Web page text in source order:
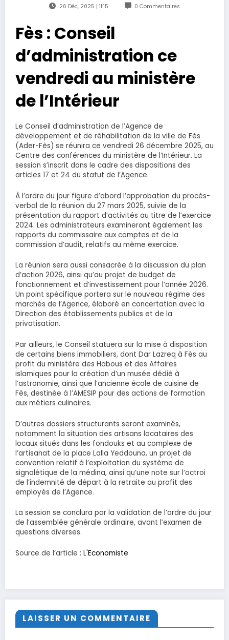
26 Déc, 2025 | 11:15 0 Commentaires
Fès : Conseil
d’administration ce
vendredi au ministère
de l’Intérieur
Le Conseil d’administration de l’Agence de
développement et de réhabilitation de la ville de Fès
(Ader-Fès) se réunira ce vendredi 26 décembre 2025, au
Centre des conférences du ministère de l’Intérieur. La
session s’inscrit dans le cadre des dispositions des
articles 17 et 24 du statut de l’Agence.
À l’ordre du jour figure d’abord l’approbation du procès-
verbal de la réunion du 27 mars 2025, suivie de la
présentation du rapport d’activités au titre de l’exercice
2024. Les administrateurs examineront également les
rapports du commissaire aux comptes et de la
commission d’audit, relatifs au même exercice.
La réunion sera aussi consacrée à la discussion du plan
d’action 2026, ainsi qu’au projet de budget de
fonctionnement et d’investissement pour l’année 2026.
Un point spécifique portera sur le nouveau régime des
marchés de l’Agence, élaboré en concertation avec la
Direction des établissements publics et de la
privatisation.
Par ailleurs, le Conseil statuera sur la mise à disposition
de certains biens immobiliers, dont Dar Lazreq à Fès au
profit du ministère des Habous et des Affaires
islamiques pour la création d’un musée dédié à
l’astronomie, ainsi que l’ancienne école de cuisine de
Fès, destinée à l’AMESIP pour des actions de formation
aux métiers culinaires.
D’autres dossiers structurants seront examinés,
notamment la situation des artisans locataires des
locaux situés dans les fondouks et au complexe de
l’artisanat de la place Lalla Yeddouna, un projet de
convention relatif à l’exploitation du système de
signalétique de la médina, ainsi qu’une note sur l’octroi
de l’indemnité de départ à la retraite au profit des
employés de l’Agence.
La session se conclura par la validation de l’ordre du jour
de l’assemblée générale ordinaire, avant l’examen de
questions diverses.
Source de l’article : L'Economiste
LAISSER UN COMMENTAIRE